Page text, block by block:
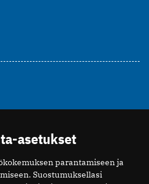
asetukset
parantamiseen ja
Suostumuksellasi